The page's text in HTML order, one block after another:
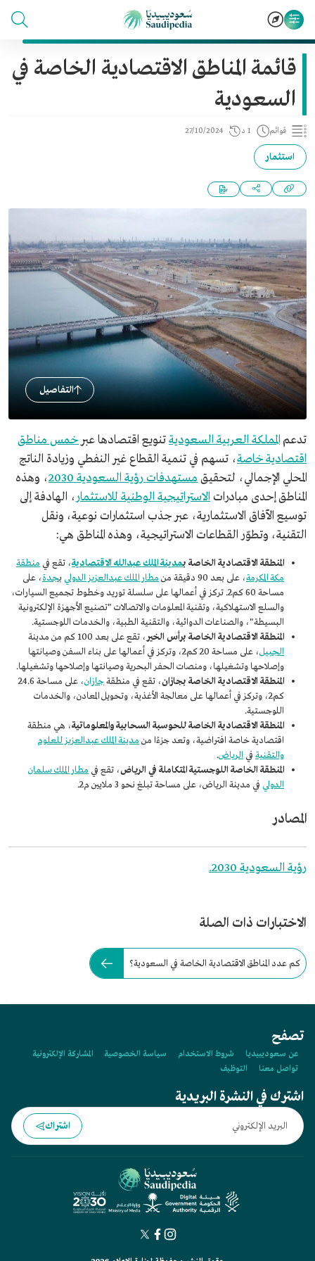
قائمة المناطق الاقتصادية الخاصة في
السعودية
قوائم 1 د 27/10/2024
استثمار
التفاصيل
تدعم المملكة العربية السعوديةتنويع اقتصادها عبر خمس مناطق
اقتصادية خاصة، تسهم في تنمية القطاع غير النفطي وزيادة الناتج
المحلي الإجمالي، لتحقيق مستهدفات رؤية السعودية 2030
، وهذه
المناطق إحدى مبادرات الاستراتيجية الوطنية للاستثمار، الهادفة إلى
توسيع الآفاق الاستثمارية، عبر جذب استثمارات نوعية، ونقل
التقنية، وتطوّر القطاعات الاستراتيجية، وهذه المناطق هي:
المنطقة الاقتصادية الخاصة بمدينة الملك عبدالله الاقتصادية، تقع في منطقة
مكة المكرمة، على بعد 90 دقيقة من مطار الملك عبدالعزيز الدولي بجدة، على
مساحة 60 كم2. تركز في أعمالها على سلسلة توريد وخطوط تجميع السيارات،
والسلع الاستهلاكية، وتقنية المعلومات والاتصالات "تصنيع الأجهزة الإلكترونية
البسيطة"، والصناعات الدوائية، والتقنية الطبية، والخدمات اللوجستية.
المنطقة الاقتصادية الخاصة برأس الخير، تقع على بعد 100 كم من مدينة
الجبيل
، على مساحة 20 كم2، وتركز في أعمالها على بناء السفن وصيانتها
وإصلاحها وتشغيلها، ومنصات الحفر البحرية وصيانتها وإصلاحها وتشغيلها.
المنطقة الاقتصادية الخاصة بجازان، تقع في منطقةجازان
، على مساحة 24.6
كم2، وتركز في أعمالها على معالجة الأغذية، وتحويل المعادن، والخدمات
اللوجستية.
المنطقة الاقتصادية الخاصة للحوسبة السحابية والمعلوماتية، هي منطقة
اقتصادية خاصة افتراضية، وتعد جزءًا من مدينة الملك عبدالعزيز للعلوم
والتقنية في الرياض.
المنطقة الخاصة اللوجستية المتكاملة في الرياض، تقع في مطار الملك سلمان
الدولي في مدينة الرياض، على مساحة تبلغ نحو 3 ملايين م2.
المصادر
رؤية السعودية 2030.
الاختبارات ذات الصلة
كم عدد المناطق الاقتصادية الخاصة في السعودية؟
تصفح
عن سعوديبيديا شروط الاستخدام سياسة الخصوصية
المشاركة الإلكترونية
تواصل معنا
التوظيف
اشترك في النشرة البريدية
اشتراك